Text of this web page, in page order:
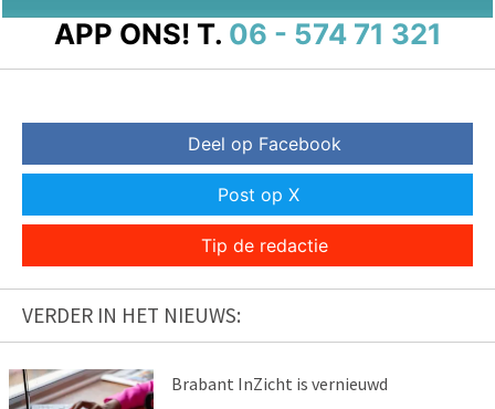
APP ONS! T. 06 - 574 71 321
Deel op Facebook
Post op X
Tip de redactie
VERDER IN HET NIEUWS:
Brabant InZicht is vernieuwd